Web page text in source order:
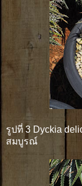
รูปที่ 3 Dyckia
สมบูรณ์